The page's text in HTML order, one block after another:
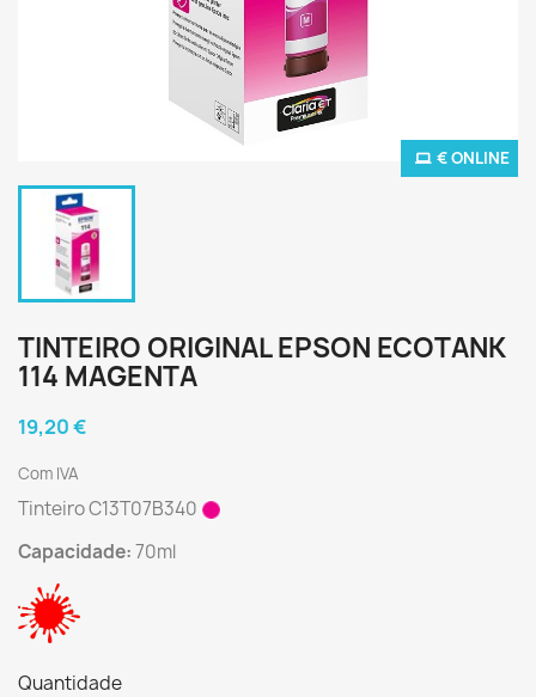
€ ONLINE
TINTEIRO ORIGINAL EPSON ECOTANK
114 MAGENTA
19,20 €
Com IVA
Tinteiro C13T07B340
Capacidade:70ml
Quantidade